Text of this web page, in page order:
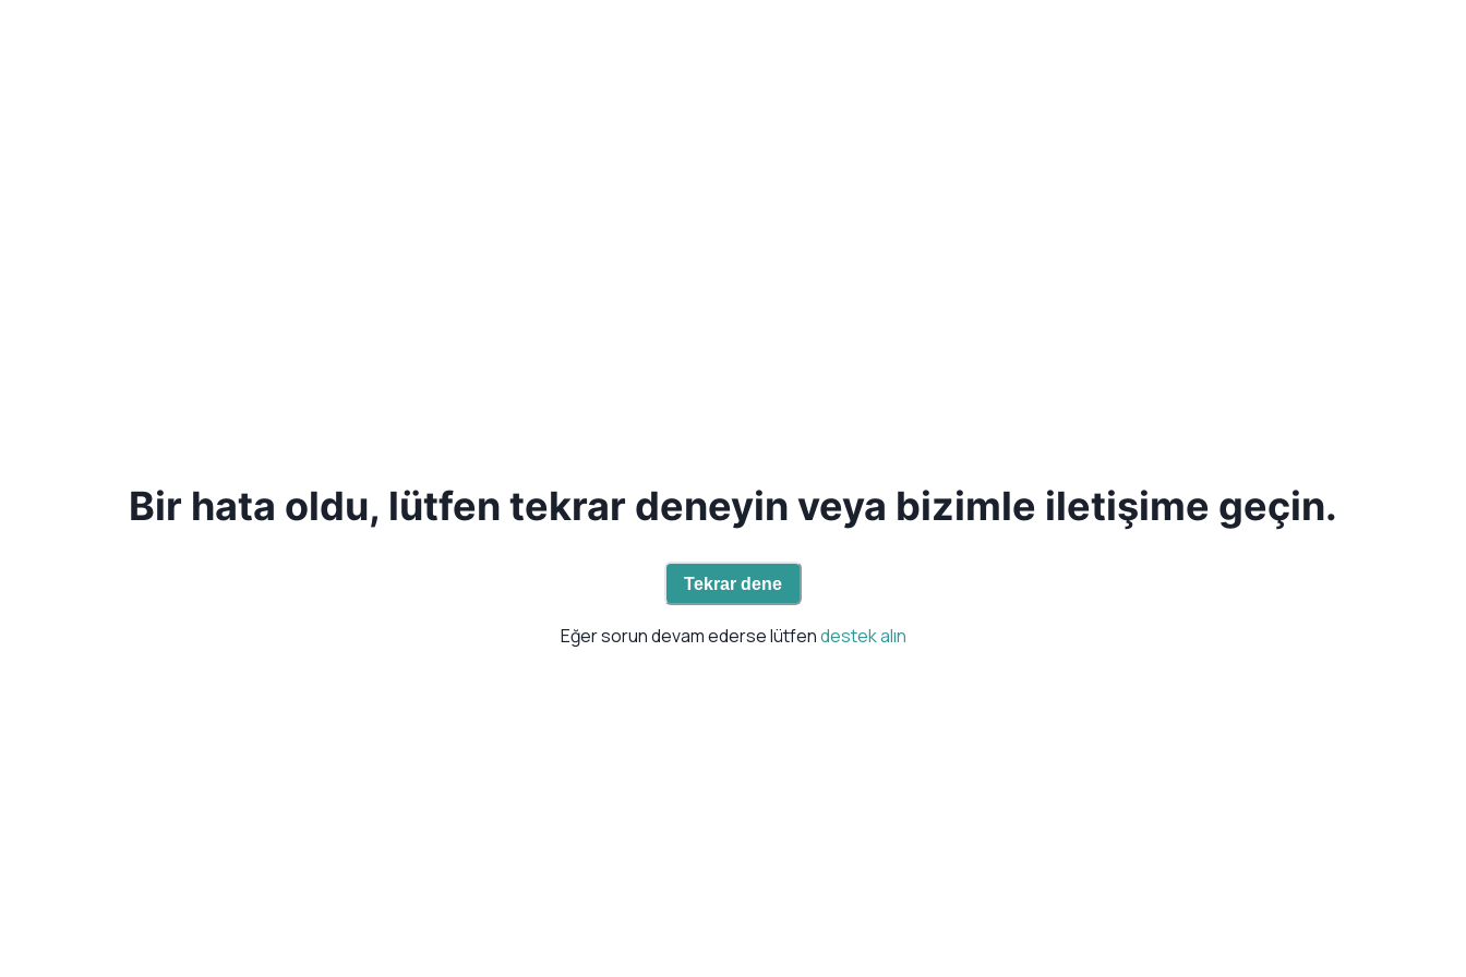
Bir hata oldu, lütfen tekrar deneyin veya bizimle iletişime geçin.
Tekrar dene
Eğer sorun devam ederse lütfendestek alın